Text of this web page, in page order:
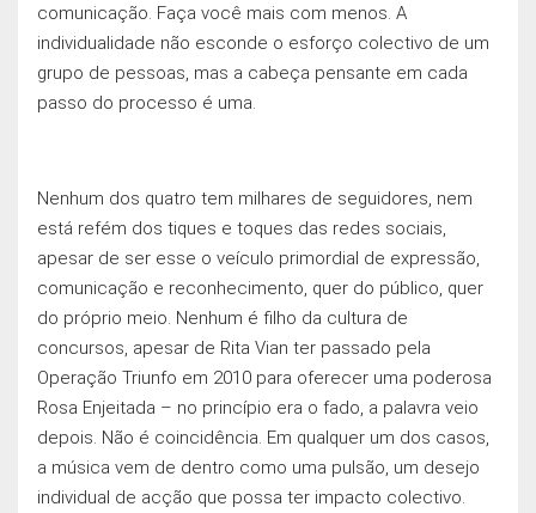
comunicação. Faça você mais com menos. A
individualidade não esconde o esforço colectivo de um
grupo de pessoas, mas a cabeça pensante em cada
passo do processo é uma.
Nenhum dos quatro tem milhares de seguidores, nem
está refém dos tiques e toques das redes sociais,
apesar de ser esse o veículo primordial de expressão,
comunicação e reconhecimento, quer do público, quer
do próprio meio. Nenhum é filho da cultura de
concursos, apesar de Rita Vian ter passado pela
Operação Triunfo em 2010 para oferecer uma poderosa
Rosa Enjeitada – no princípio era o fado, a palavra veio
depois. Não é coincidência. Em qualquer um dos casos,
a música vem de dentro como uma pulsão, um desejo
individual de acção que possa ter impacto colectivo.